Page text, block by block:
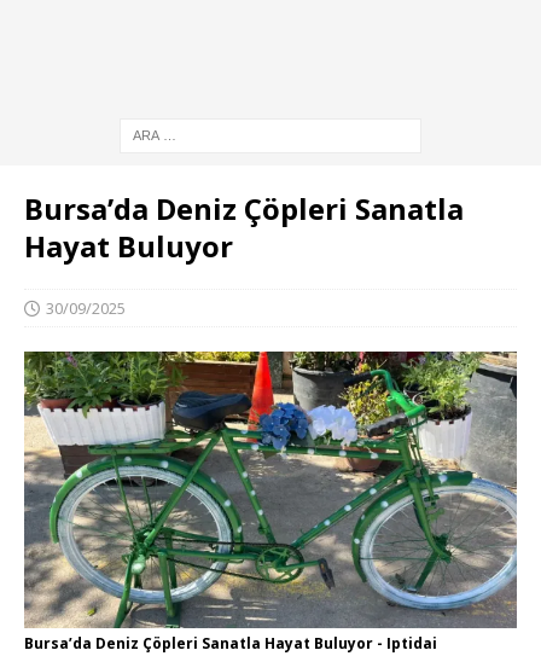
Bursa’da Deniz Çöpleri Sanatla
Hayat Buluyor
30/09/2025
Bursa’da Deniz Çöpleri Sanatla Hayat Buluyor - Iptidai